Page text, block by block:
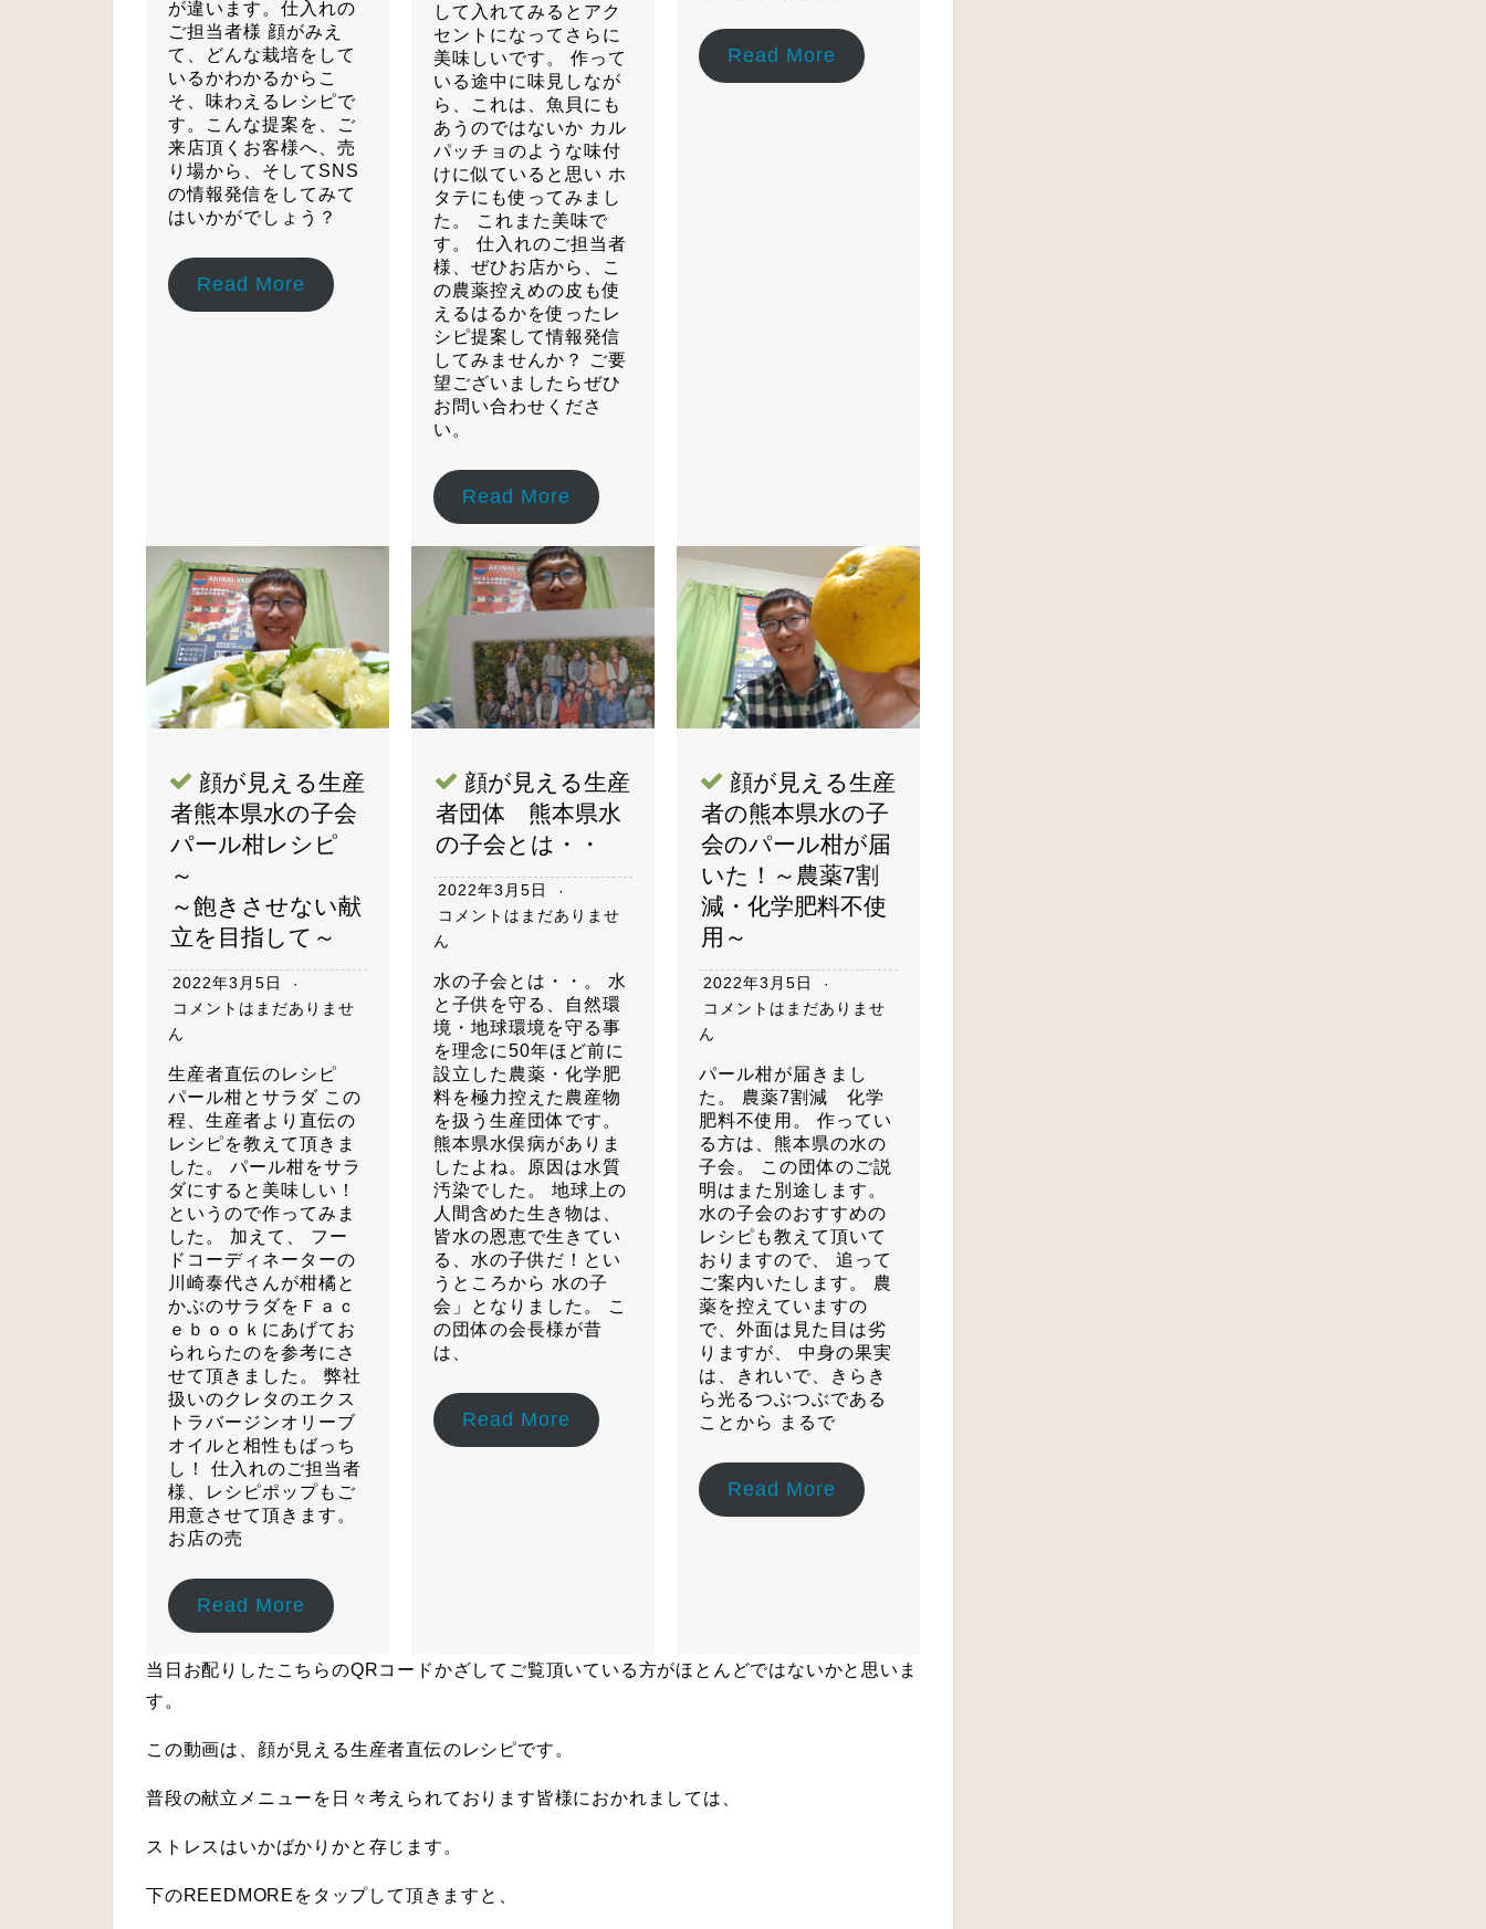
が違います。仕入れの
ご担当者様 顔がみえ
て、どんな栽培をして
いるかわかるからこ
そ、味わえるレシピで
す。こんな提案を、ご
来店頂くお客様へ、売
り場から、そしてSNS
の情報発信をしてみて
はいかがでしょう？
Read More
して入れてみるとアク
セントになってさらに
美味しいです。 作って
いる途中に味見しなが
ら、これは、魚貝にも
あうのではないか カル
パッチョのような味付
けに似ていると思い ホ
タテにも使ってみまし
た。 これまた美味で
す。 仕入れのご担当者
様、ぜひお店から、こ
の農薬控えめの皮も使
えるはるかを使ったレ
シピ提案して情報発信
してみませんか？ ご要
望ございましたらぜひ
お問い合わせくださ
い。
Read More
Read More
顔が見える生産
者熊本県水の子会
パール柑レシピ
～
～飽きさせない献
立を目指して～
2022年3月5日
コメントはまだありませ
ん
生産者直伝のレシピ
パール柑とサラダ この
程、生産者より直伝の
レシピを教えて頂きま
した。 パール柑をサラ
ダにすると美味しい！
というので作ってみま
した。 加えて、 フー
ドコーディネーターの
川崎泰代さんが柑橘と
かぶのサラダをＦａｃ
ｅｂｏｏｋにあげてお
られらたのを参考にさ
せて頂きました。 弊社
扱いのクレタのエクス
トラバージンオリーブ
オイルと相性もばっち
し！ 仕入れのご担当者
様、レシピポップもご
用意させて頂きます。
お店の売
Read More
顔が見える生産
者団体 熊本県水
の子会とは・・
2022年3月5日
コメントはまだありませ
ん
水の子会とは・・。 水
と子供を守る、自然環
境・地球環境を守る事
を理念に50年ほど前に
設立した農薬・化学肥
料を極力控えた農産物
を扱う生産団体です。
熊本県水俣病がありま
したよね。原因は水質
汚染でした。 地球上の
人間含めた生き物は、
皆水の恩恵で生きてい
る、水の子供だ！とい
うところから 水の子
会」となりました。 こ
の団体の会長様が昔
は、
Read More
顔が見える生産
者の熊本県水の子
会のパール柑が届
いた！～農薬7割
減・化学肥料不使
用～
2022年3月5日
コメントはまだありませ
ん
パール柑が届きまし
た。 農薬7割減 化学
肥料不使用。 作ってい
る方は、熊本県の水の
子会。 この団体のご説
明はまた別途します。
水の子会のおすすめの
レシピも教えて頂いて
おりますので、 追って
ご案内いたします。 農
薬を控えていますの
で、外面は見た目は劣
りますが、 中身の果実
は、きれいで、きらき
ら光るつぶつぶである
ことから まるで
Read More
当日お配りしたこちらのQRコードかざしてご覧頂いている方がほとんどではないかと思いま
す。
この動画は、顔が見える生産者直伝のレシピです。
普段の献立メニューを日々考えられております皆様におかれましては、
ストレスはいかばかりかと存じます。
下のREEDMOREをタップして頂きますと、